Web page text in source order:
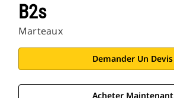
B2s
Marteaux
Demander Un Devis
Acheter Maintenant